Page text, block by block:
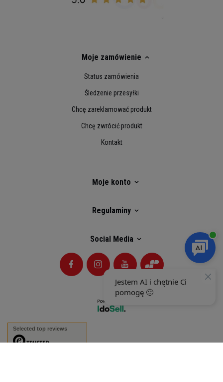
Moje zamówienie
Status zamówienia
Śledzenie przesyłki
Chcę zareklamować produkt
Chcę zwrócić produkt
Kontakt
Moje konto
Regulaminy
Social Media
Selected top reviews